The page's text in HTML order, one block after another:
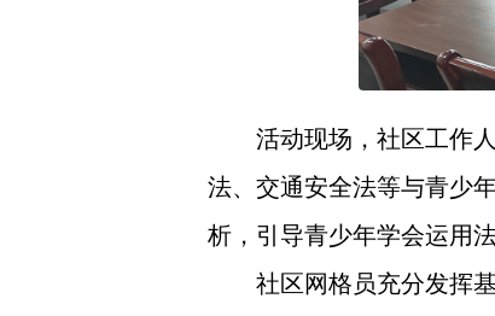
活动现场，社区工作
法、交通安全法等与青少
析，引导青少年学会运用
社区网格员充分发挥